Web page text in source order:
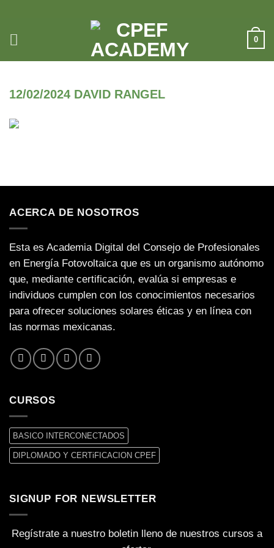
contenido
0
12/02/2024 DAVID RANGEL
ACERCA DE NOSOTROS
Esta es Academia Digital del Consejo de Profesionales
en Energía Fotovoltaica que es un organismo autónomo
que, mediante certificación, evalúa si empresas e
individuos cumplen con los conocimientos necesarios
para ofrecer soluciones solares éticas y en línea con
las normas mexicanas.
CURSOS
BASICO INTERCONECTADOS
DIPLOMADO Y CERTiFICACION CPEF
SIGNUP FOR NEWSLETTER
Regístrate a nuestro boletin lleno de nuestros cursos a